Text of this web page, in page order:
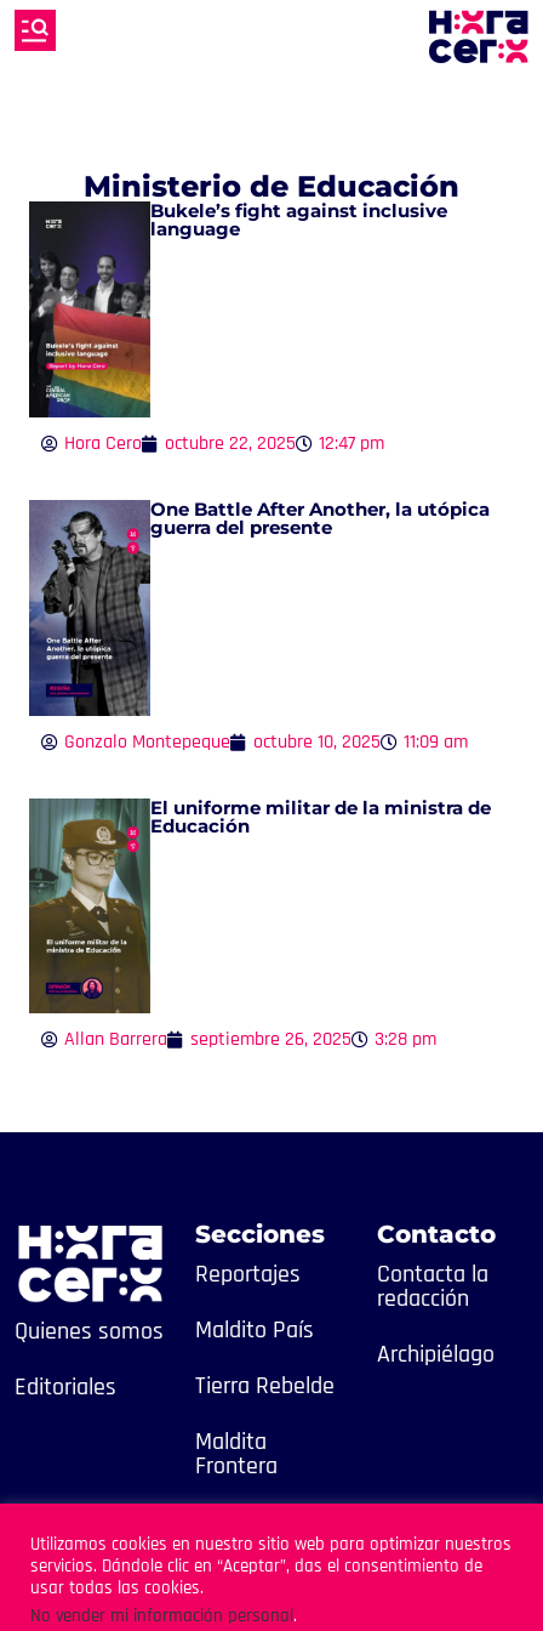
Ministerio de Educación
Bukele’s fight against inclusive
language
Hora Cero octubre 22, 2025 12:47 pm
One Battle After Another, la utópica
guerra del presente
Gonzalo Montepeque octubre 10, 2025 11:09 am
El uniforme militar de la ministra de
Educación
Allan Barrera septiembre 26, 2025 3:28 pm
Quienes somos
Editoriales
Secciones
Reportajes
Maldito País
Tierra Rebelde
Maldita
Frontera
2025
Contacto
Contacta la
redacción
Archipiélago
Sitio Desarrollado por
Utilizamos cookies en nuestro sitio web para optimizar nuestros
servicios. Dándole clic en “Aceptar”, das el consentimiento de
usar todas las cookies.
No vender mi información personal.